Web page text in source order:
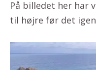
På billedet her har
til højre før det